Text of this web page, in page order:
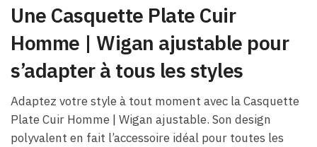
Une Casquette Plate Cuir
Homme​ | Wigan ajustable pour
s’adapter à tous les styles
Adaptez votre style à tout moment avec la Casquette
Plate Cuir Homme​ | Wigan ajustable. Son design
polyvalent en fait l’accessoire idéal pour toutes les